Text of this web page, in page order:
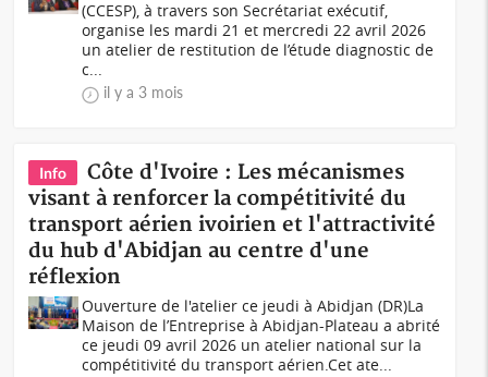
(CCESP), à travers son Secrétariat exécutif,
organise les mardi 21 et mercredi 22 avril 2026
un atelier de restitution de l’étude diagnostic de
c...
il y a 3 mois
Info
Côte d'Ivoire : Les mécanismes
visant à renforcer la compétitivité du
transport aérien ivoirien et l'attractivité
du hub d'Abidjan au centre d'une
réflexion
Ouverture de l'atelier ce jeudi à Abidjan (DR)La
Maison de l’Entreprise à Abidjan-Plateau a abrité
ce jeudi 09 avril 2026 un atelier national sur la
compétitivité du transport aérien.Cet ate...